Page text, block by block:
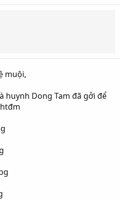
muội,
huynh Dong Tam đã gởi để